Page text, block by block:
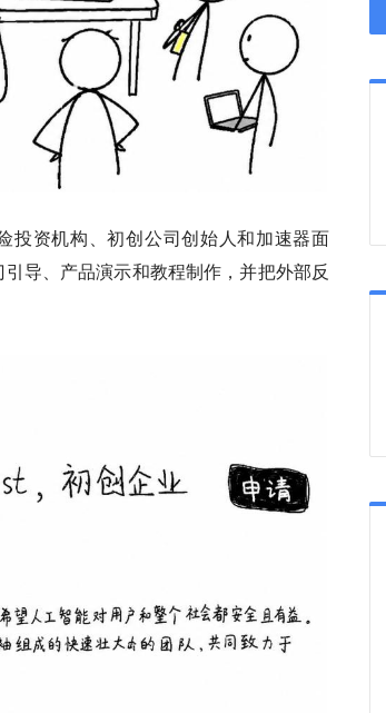
投资机构、初创公司创始人和加速器面
导、产品演示和教程制作，并把外部反